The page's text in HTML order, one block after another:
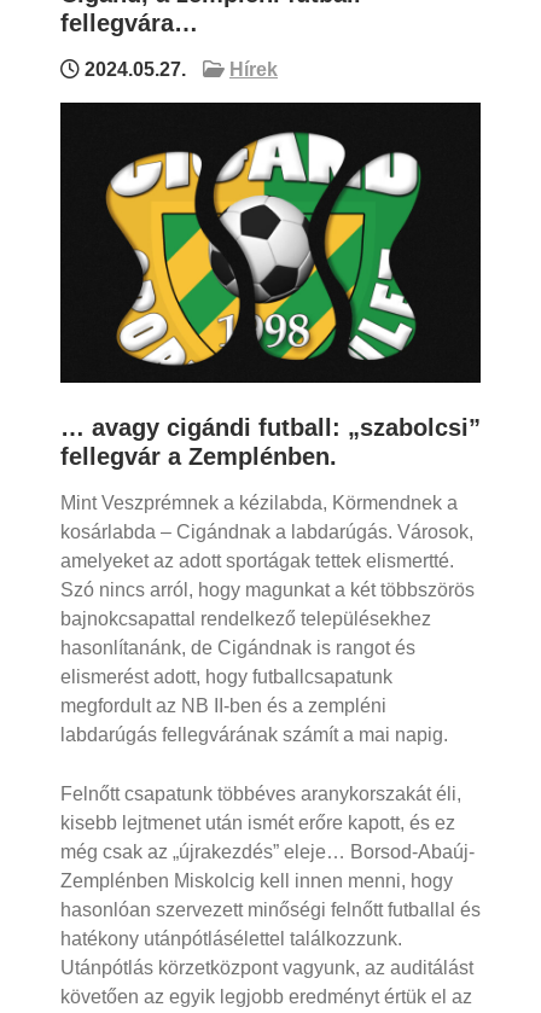
fellegvára…
2024.05.27. Hírek
… avagy cigándi futball: „szabolcsi”
fellegvár a Zemplénben.
Mint Veszprémnek a kézilabda, Körmendnek a
kosárlabda – Cigándnak a labdarúgás. Városok,
amelyeket az adott sportágak tettek elismertté.
Szó nincs arról, hogy magunkat a két többszörös
bajnokcsapattal rendelkező településekhez
hasonlítanánk, de Cigándnak is rangot és
elismerést adott, hogy futballcsapatunk
megfordult az NB II-ben és a zempléni
labdarúgás fellegvárának számít a mai napig.
Felnőtt csapatunk többéves aranykorszakát éli,
kisebb lejtmenet után ismét erőre kapott, és ez
még csak az „újrakezdés” eleje… Borsod-Abaúj-
Zemplénben Miskolcig kell innen menni, hogy
hasonlóan szervezett minőségi felnőtt futballal és
hatékony utánpótlásélettel találkozzunk.
Utánpótlás körzetközpont vagyunk, az auditálást
követően az egyik legjobb eredményt értük el az